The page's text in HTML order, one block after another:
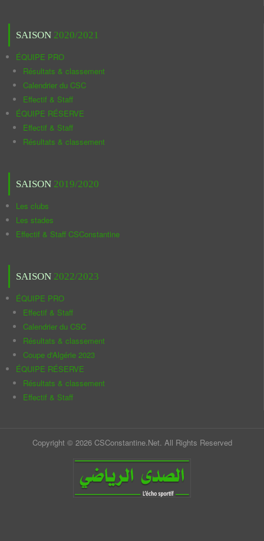
SAISON 2020/2021
ÉQUIPE PRO
Résultats & classement
Calendrier du CSC
Effectif & Staff
ÉQUIPE RÉSERVE
Effectif & Staff
Résultats & classement
SAISON 2019/2020
Les clubs
Les stades
Effectif & Staff CSConstantine
SAISON 2022/2023
ÉQUIPE PRO
Effectif & Staff
Calendrier du CSC
Résultats & classement
Coupe d'Algérie 2023
ÉQUIPE RÉSERVE
Résultats & classement
Effectif & Staff
Copyright © 2026 CSConstantine.Net. All Rights Reserved